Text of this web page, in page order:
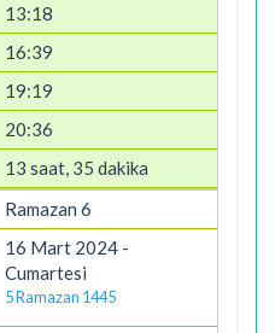
13:18
16:39
19:19
20:36
13 saat, 35 dakika
Ramazan 6
16 Mart 2024 -
Cumartesi
5 Ramazan 1445